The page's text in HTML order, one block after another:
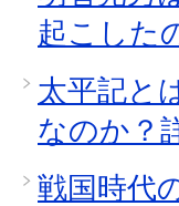
起こした
太平記と
なのか？
戦国時代